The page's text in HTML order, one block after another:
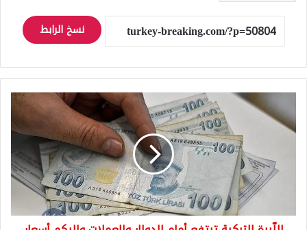
نسخ الرابط
التركية
ترتفع
والعملات
الصرف